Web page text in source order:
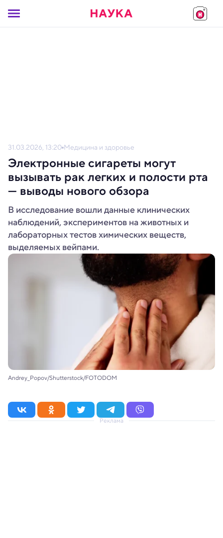
31.03.2026, 13:20 Медицина и здоровье
Электронные сигареты могут
вызывать рак легких и полости рта
— выводы нового обзора
В исследование вошли данные клинических
наблюдений, экспериментов на животных и
лабораторных тестов химических веществ,
выделяемых вейпами.
Andrey_Popov/Shutterstock/FOTODOM
Реклама